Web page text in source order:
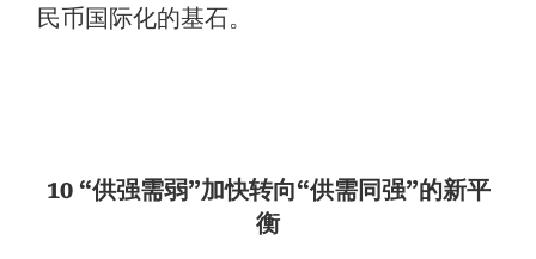
民币国际化的基石。
10 “供强需弱”加快转向“供需同强”的新平
衡